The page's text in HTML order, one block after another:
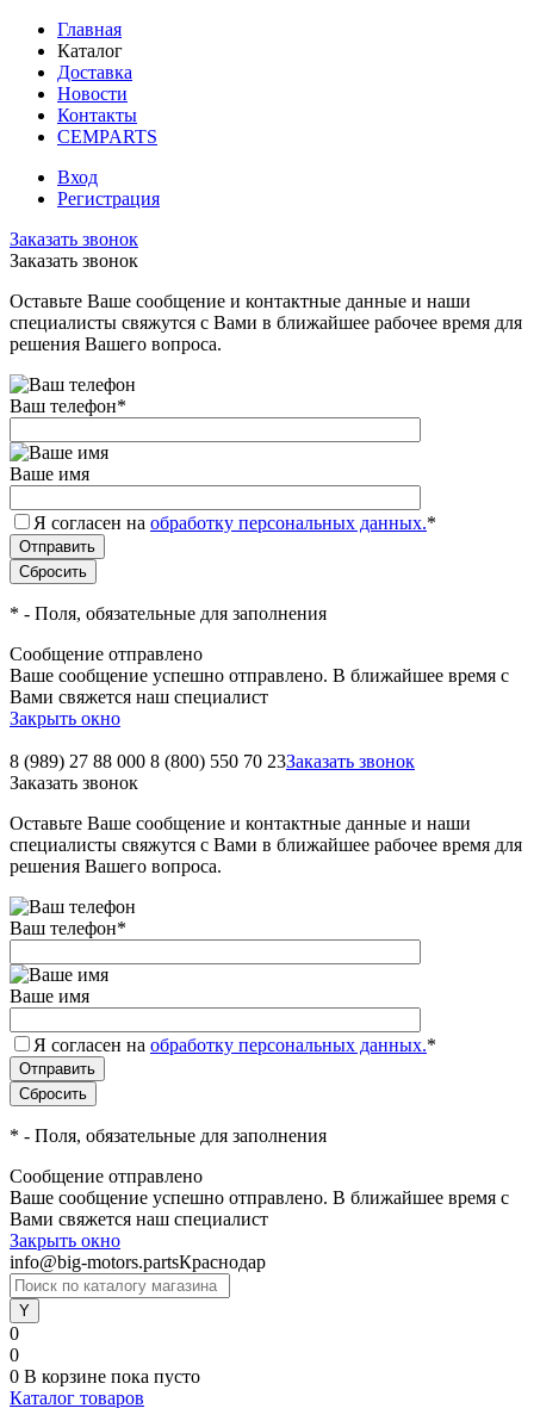
Главная
Каталог
Доставка
Новости
Контакты
CEMPARTS
Вход
Регистрация
Заказать звонок
Заказать звонок
Оставьте Ваше сообщение и контактные данные и наши
специалисты свяжутся с Вами в ближайшее рабочее время для
решения Вашего вопроса.
Ваш телефон*
Ваше имя
Я согласен на обработку персональных данных.*
* - Поля, обязательные для заполнения
Сообщение отправлено
Ваше сообщение успешно отправлено. В ближайшее время с
Вами свяжется наш специалист
Закрыть окно
8 (989) 27 88 000 8 (800) 550 70 23Заказать звонок
Заказать звонок
Оставьте Ваше сообщение и контактные данные и наши
специалисты свяжутся с Вами в ближайшее рабочее время для
решения Вашего вопроса.
Ваш телефон*
Ваше имя
Я согласен на обработку персональных данных.*
* - Поля, обязательные для заполнения
Сообщение отправлено
Ваше сообщение успешно отправлено. В ближайшее время с
Вами свяжется наш специалист
Закрыть окно
info@big-motors.partsКраснодар
0
0
0 В корзине пока пусто
Каталог товаров